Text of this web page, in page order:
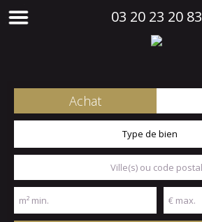
03 20 23 20 83
Achat
Type de bien